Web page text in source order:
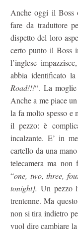
Anche oggi il Boss
fare da traduttore
dispetto del loro
certo punto il Boss
l’inglese
abbia identificato
Road!!!“. La
Anche a me piace
la fa molto spesso e
il pezzo: è
incalzante. E’ in
cartello da una
telecamera ma
“one, two, three,
tonight]. Un pezzo
trentenne. Ma
non si tira indietro
vuol dire cambiare